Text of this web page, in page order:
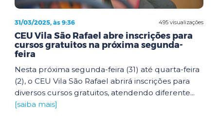
495 visualizações
31/03/2025, às 9:36
CEU Vila São Rafael abre inscrições para
cursos gratuitos na próxima segunda-
feira
Nesta próxima segunda-feira (31) até quarta-feira
(2), o CEU Vila São Rafael abrirá inscrições para
diversos cursos gratuitos, atendendo diferente...
[saiba mais]